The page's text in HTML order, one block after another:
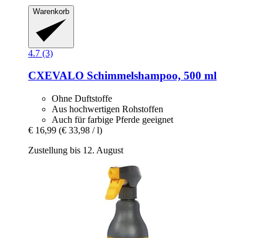
Warenkorb
4.7 (3)
CXEVALO Schimmelshampoo, 500 ml
Ohne Duftstoffe
Aus hochwertigen Rohstoffen
Auch für farbige Pferde geeignet
€ 16,99 (€ 33,98 / l)
Zustellung bis 12. August